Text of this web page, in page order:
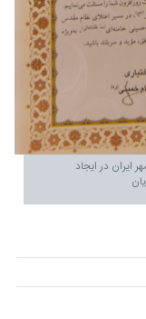
ایران در ایجاد